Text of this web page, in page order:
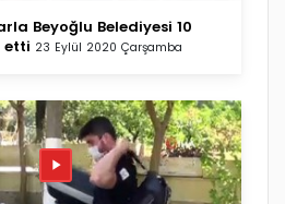
Beyoğlu Belediyesi 10
etti 23 Eylül 2020 Çarşamba